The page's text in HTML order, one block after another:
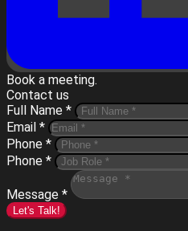
Book a meeting.
Contact us
Full Name *
Email *
Phone *
Phone *
Message *
Let's Talk!